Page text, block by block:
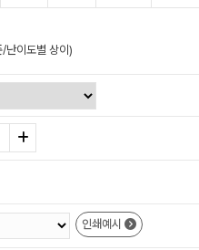
난이도별 상이)
인쇄예시